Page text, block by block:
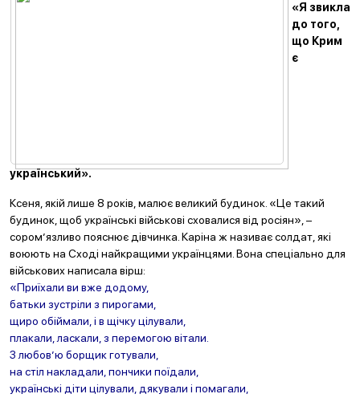
«Я звикла
до того,
що Крим
є
український».
Ксеня, якій лише 8 років, малює великий будинок. «Це такий
будинок, щоб українські військові сховалися від росіян», –
сором’язливо пояснює дівчинка. Каріна ж називає солдат, які
воюють на Сході найкращими українцями. Вона спеціально для
військових написала вірш:
«Приїхали ви вже додому,
батьки зустріли з пирогами,
щиро обіймали, і в щічку цілували,
плакали, ласкали, з перемогою вітали.
З любов’ю борщик готували,
на стіл накладали, пончики поїдали,
українські діти цілували, дякували і помагали,